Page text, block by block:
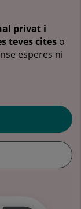
privat i
teves cites o
esperes ni